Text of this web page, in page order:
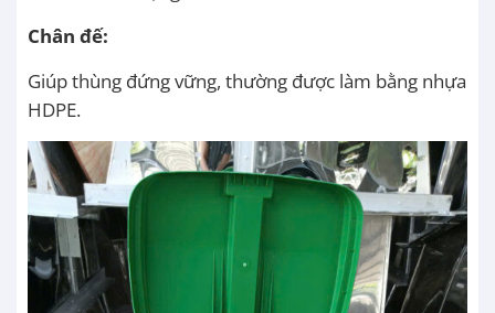
Chân đế:
Giúp thùng đứng vững, thường được làm bằng nhựa
HDPE.